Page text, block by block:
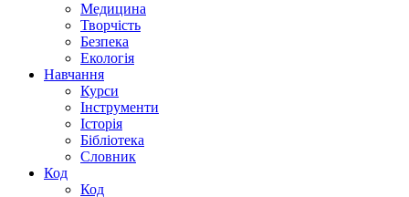
Медицина
Творчість
Безпека
Екологія
Навчання
Курси
Інструменти
Історія
Бібліотека
Словник
Код
Код